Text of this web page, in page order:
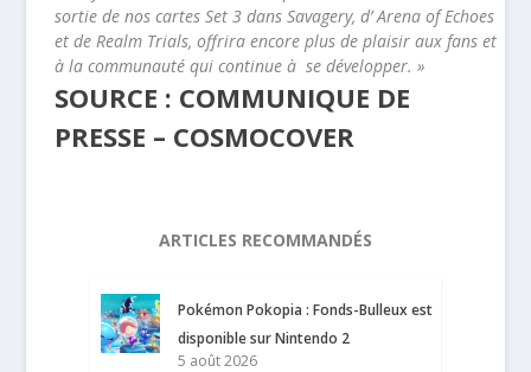
sortie de nos cartes Set 3 dans Savagery, d’ Arena of Echoes
et de Realm Trials, offrira encore plus de plaisir aux fans et
à la communauté qui continue à se développer. »
SOURCE : COMMUNIQUE DE
PRESSE – COSMOCOVER
ARTICLES RECOMMANDÉS
Pokémon Pokopia : Fonds-Bulleux est
disponible sur Nintendo 2
5 août 2026